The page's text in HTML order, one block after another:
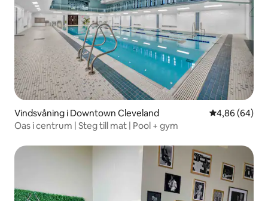
Vindsvåning i Downtown Cleveland 4,86 av 5 i
4,86 (64)
Oas i centrum | Steg till mat | Pool + gym